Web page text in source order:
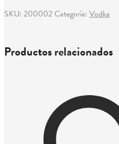
SKU: 200002 Categoría: Vodka
Productos relacionados